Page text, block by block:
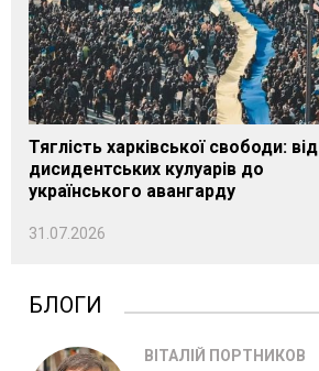
Тяглість харківської свободи: від
дисидентських кулуарів до
українського авангарду
31.07.2026
БЛОГИ
ВІТАЛІЙ ПОРТНИКОВ